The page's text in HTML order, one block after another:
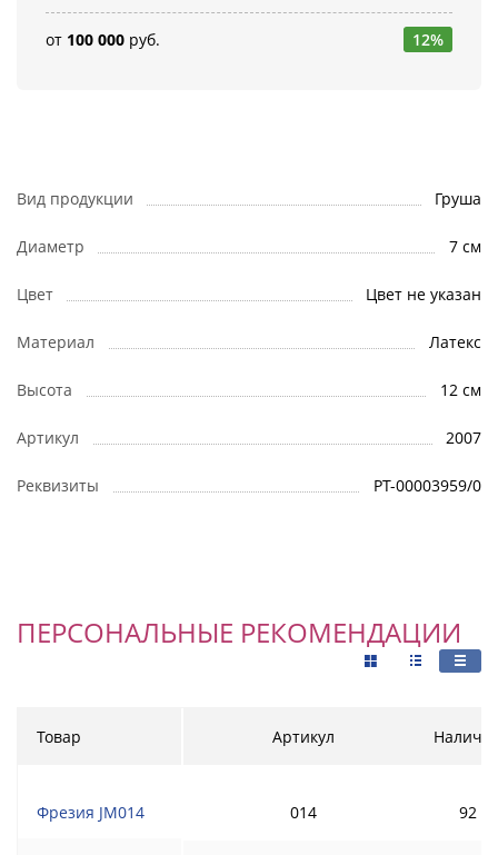
от 100 000 руб. 12%
Вид продукции Груша
Диаметр 7 см
Цвет Цвет не указан
Материал Латекс
Высота 12 см
Артикул 2007
Реквизиты РТ-00003959/0
ПЕРСОНАЛЬНЫЕ РЕКОМЕНДАЦИИ
Товар
Фрезия JM014
Артикул
014 92